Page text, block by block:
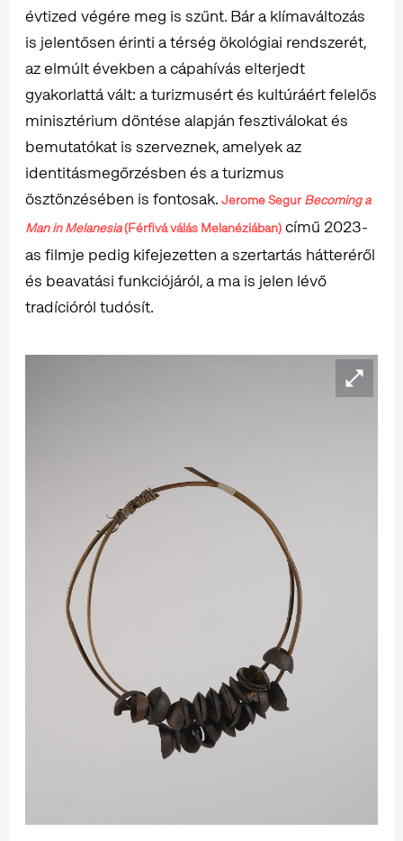
évtized végére meg is szűnt. Bár a klímaváltozás
is jelentősen érinti a térség ökológiai rendszerét,
az elmúlt években a cápahívás elterjedt
gyakorlattá vált: a turizmusért és kultúráért felelős
minisztérium döntése alapján fesztiválokat és
bemutatókat is szerveznek, amelyek az
identitásmegőrzésben és a turizmus
ösztönzésében is fontosak. Jerome SegurBecoming a
Man in Melanesia(Férfivá válás Melanéziában) című 2023-
as filmje pedig kifejezetten a szertartás hátteréről
és beavatási funkciójáról, a ma is jelen lévő
tradícióról tudósít.